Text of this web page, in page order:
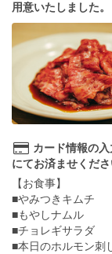
用意いたしました。
カード情報の
にてお済ませくださ
【お食事】
■やみつきキムチ
■もやしナムル
■チョレギサラダ
■本日のホルモン刺